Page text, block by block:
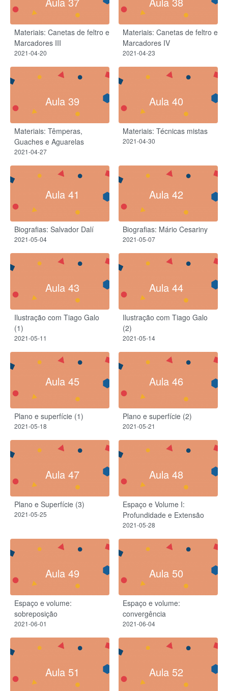
Materiais: Canetas de feltro e
Marcadores III
2021-04-20
Materiais: Canetas de feltro e
Marcadores IV
2021-04-23
Aula 39
Materiais: Têmperas,
Guaches e Aguarelas
2021-04-27
Aula 40
Materiais: Técnicas mistas
2021-04-30
Aula 41
Biografias: Salvador Dalí
2021-05-04
Aula 42
Biografias: Mário Cesariny
2021-05-07
Aula 43
Ilustração com Tiago Galo
(1)
2021-05-11
Aula 44
Ilustração com Tiago Galo
(2)
2021-05-14
Aula 45
Plano e superfície (1)
2021-05-18
Aula 46
Plano e superfície (2)
2021-05-21
Aula 47
Plano e Superfície (3)
2021-05-25
Aula 48
Espaço e Volume I:
Profundidade e Extensão
2021-05-28
Aula 49
Espaço e volume:
sobreposição
2021-06-01
Aula 50
Espaço e volume:
convergência
2021-06-04
Aula 51 Aula 52